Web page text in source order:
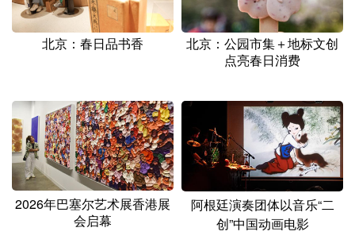
多语种频道
Русский язык 한국어
Deutsch Português
北京：春日品书香
北京：公园市集＋地标文创
点亮春日消费
2026年巴塞尔艺术展香港展
会启幕
阿根廷演奏团体以音乐“二
创”中国动画电影